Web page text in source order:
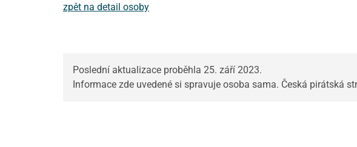
zpět na detail osoby
Poslední aktualizace proběhla 25. září 2023.
Informace zde uvedené si spravuje osoba sama. Česká pirátská